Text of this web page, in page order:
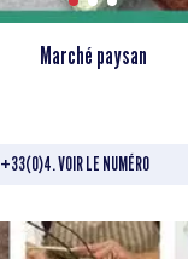
Marché paysan
+33(0)4. VOIR LE NUMÉRO